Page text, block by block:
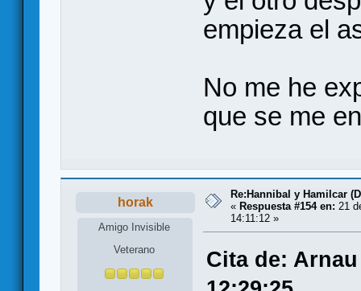
empieza el
No me he
que se me
horak
Amigo Invisible
Veterano
Re:Hannibal y Hamilcar
« Respuesta #154 en: 21
14:11:12 »
Cita de: